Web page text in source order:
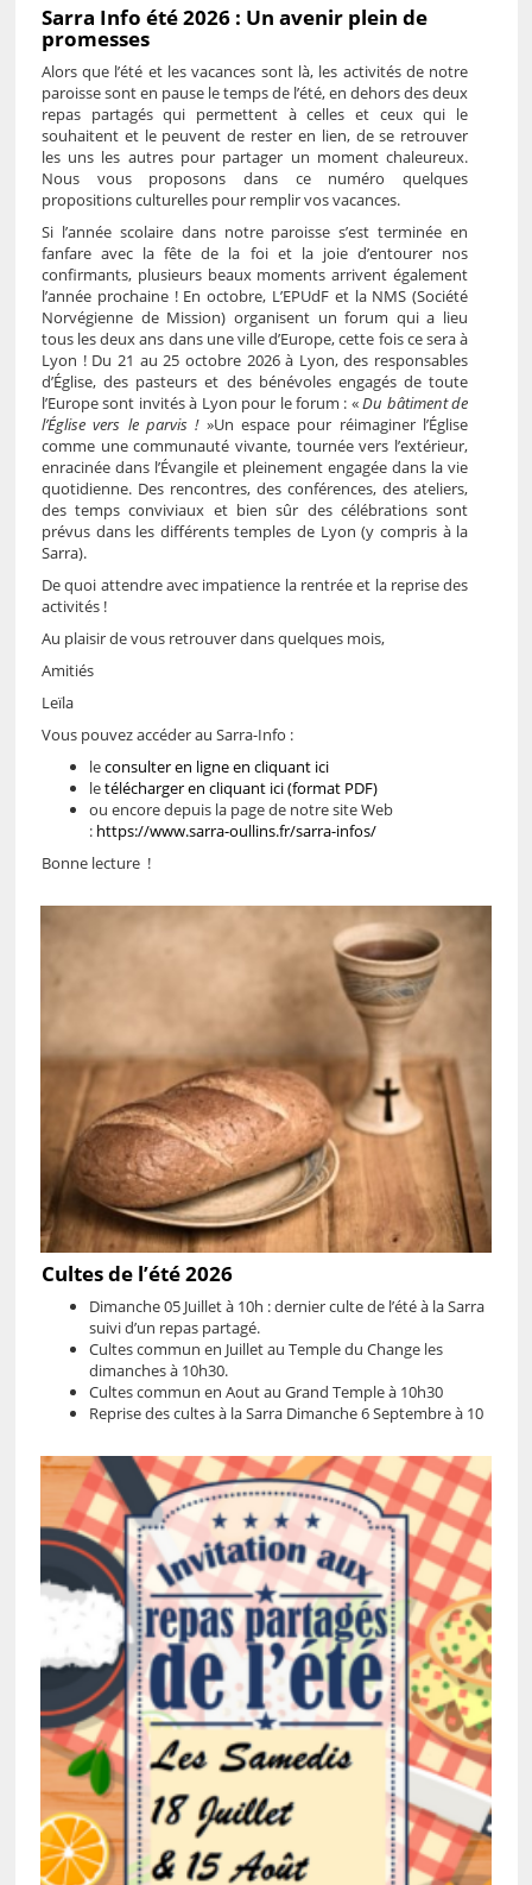
Sarra Info été 2026 : Un avenir plein de
promesses
Alors que l’été et les vacances sont là, les activités de notre
paroisse sont en pause le temps de l’été, en dehors des deux
repas partagés qui permettent à celles et ceux qui le
souhaitent et le peuvent de rester en lien, de se retrouver
les uns les autres pour partager un moment chaleureux.
Nous vous proposons dans ce numéro quelques
propositions culturelles pour remplir vos vacances.
Si l’année scolaire dans notre paroisse s’est terminée en
fanfare avec la fête de la foi et la joie d’entourer nos
confirmants, plusieurs beaux moments arrivent également
l’année prochaine ! En octobre, L’EPUdF et la NMS (Société
Norvégienne de Mission) organisent un forum qui a lieu
tous les deux ans dans une ville d’Europe, cette fois ce sera à
Lyon ! Du 21 au 25 octobre 2026 à Lyon, des responsables
d’Église, des pasteurs et des bénévoles engagés de toute
l’Europe sont invités à Lyon pour le forum : «Du bâtiment de
l’Église vers le parvis !»Un espace pour réimaginer l’Église
comme une communauté vivante, tournée vers l’extérieur,
enracinée dans l’Évangile et pleinement engagée dans la vie
quotidienne. Des rencontres, des conférences, des ateliers,
des temps conviviaux et bien sûr des célébrations sont
prévus dans les différents temples de Lyon (y compris à la
Sarra).
De quoi attendre avec impatience la rentrée et la reprise des
activités !
Au plaisir de vous retrouver dans quelques mois,
Amitiés
Leïla
Vous pouvez accéder au Sarra-Info :
leconsulter en ligne en cliquant ici
letélécharger en cliquant ici (format PDF)
ou encore depuis la page de notre site Web
: https://www.sarra-oullins.fr/sarra-infos/
Bonne lecture !
Cultes de l’été 2026
Dimanche 05 Juillet à 10h : dernier culte de l’été à la Sarra
suivi d’un repas partagé.
Cultes commun en Juillet au Temple du Change les
dimanches à 10h30.
Cultes commun en Aout au Grand Temple à 10h30
Reprise des cultes à la Sarra Dimanche 6 Septembre à 10